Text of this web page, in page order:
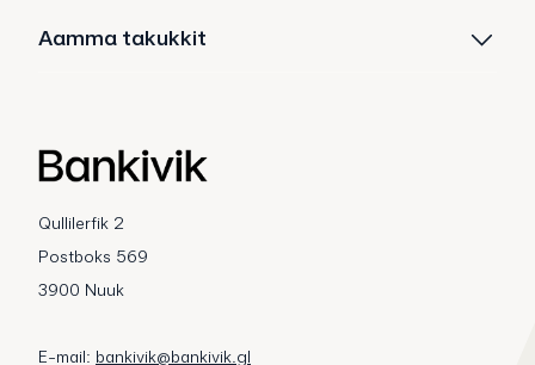
Aamma takukkit
Qullilerfik 2
Postboks 569
3900 Nuuk
E-mail: bankivik@bankivik.gl